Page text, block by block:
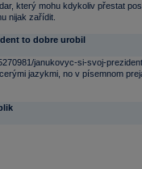
který mohu kdykoliv přestat
nijak zařídit.
to dobre urobil
janukovyc-si-svoj-
jazykmi, no v písemnom